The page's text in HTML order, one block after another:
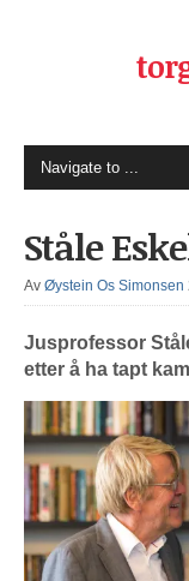
Ståle
Av Øystein Os Simonsen
Jusprofessor
etter å ha tapt